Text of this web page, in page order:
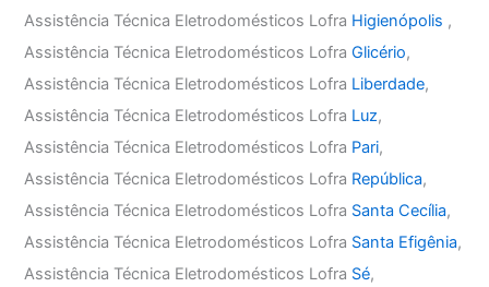
Assistência Técnica Eletrodomésticos Lofra Higienópolis ,
Assistência Técnica Eletrodomésticos LofraGlicério,
Assistência Técnica Eletrodomésticos Lofra Liberdade,
Assistência Técnica Eletrodomésticos Lofra Luz,
Assistência Técnica Eletrodomésticos Lofra Pari,
Assistência Técnica Eletrodomésticos Lofra República,
Assistência Técnica Eletrodomésticos Lofra Santa Cecília,
Assistência Técnica Eletrodomésticos Lofra Santa Efigênia,
Assistência Técnica Eletrodomésticos Lofra Sé,